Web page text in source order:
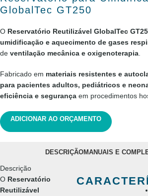
GlobalTec GT250
O Reservatório Reutilizável GlobalTec
umidificação e aquecimento de gases
de ventilação mecânica e oxigenoterapia
Fabricado em materiais resistentes e
para pacientes adultos, pediátricos e
eficiência e segurança em procedimentos
ADICIONAR AO ORÇAMENTO
DESCRIÇÃOMANUAIS E
Descrição
O Reservatório
Reutilizável